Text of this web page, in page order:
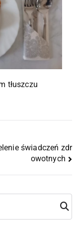
tłuszczu
świadczeń zdr
owotnych
Szuka
j